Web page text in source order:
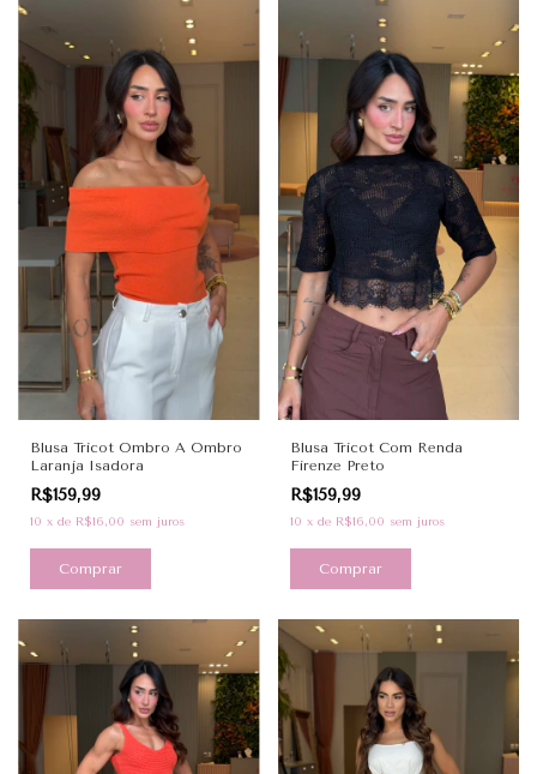
Blusa Tricot Ombro A Ombro
Laranja Isadora
R$159,99
10 x de R$16,00 sem juros
Comprar
Blusa Tricot Com Renda
Firenze Preto
R$159,99
10 x de R$16,00 sem juros
Comprar